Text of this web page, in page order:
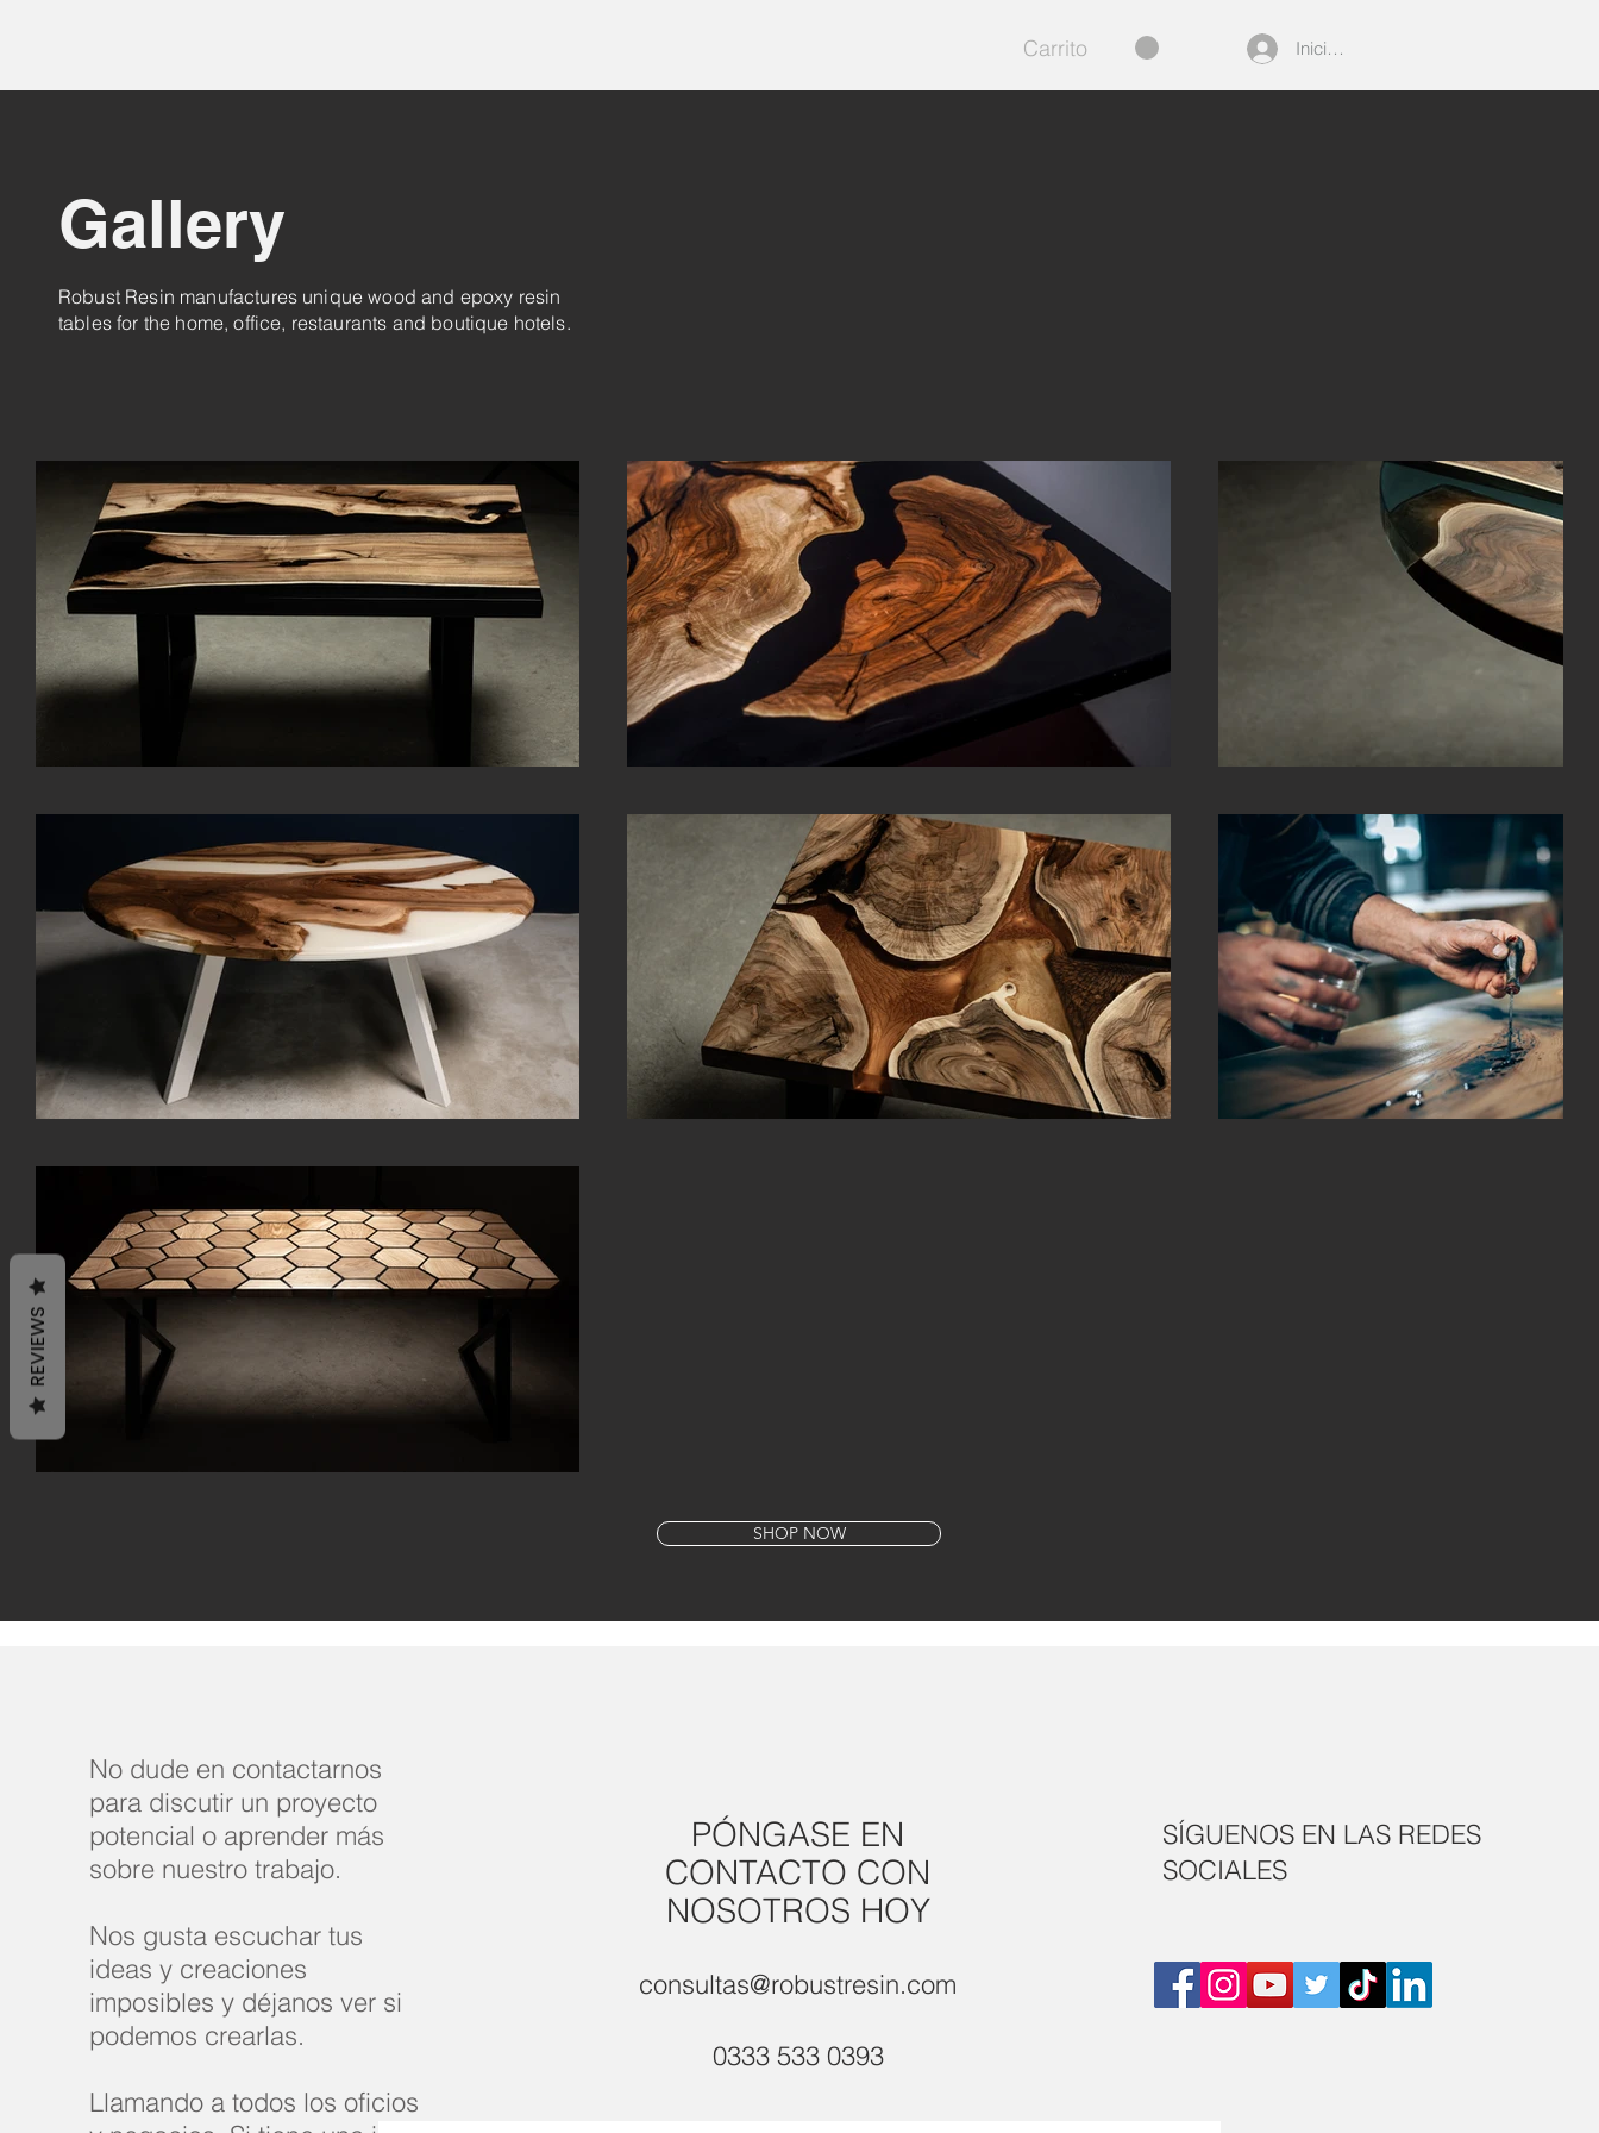
Carrito Iniciar sesión
Gallery
Robust Resin manufactures unique wood and epoxy resin
tables for the home, office, restaurants and boutique hotels.
SHOP NOW
No dude en contactarnos
para discutir un proyecto
potencial o aprender más
sobre nuestro trabajo.
Nos gusta escuchar tus
ideas y creaciones
imposibles y déjanos ver si
podemos crearlas.
Llamando a todos los oficios
PÓNGASE EN
CONTACTO CON
NOSOTROS HOY
consultas@robustresin.com
0333 533 0393
SÍGUENOS EN LAS REDES
SOCIALES
REVIEWS